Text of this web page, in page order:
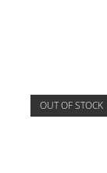
OUT OF STOCK